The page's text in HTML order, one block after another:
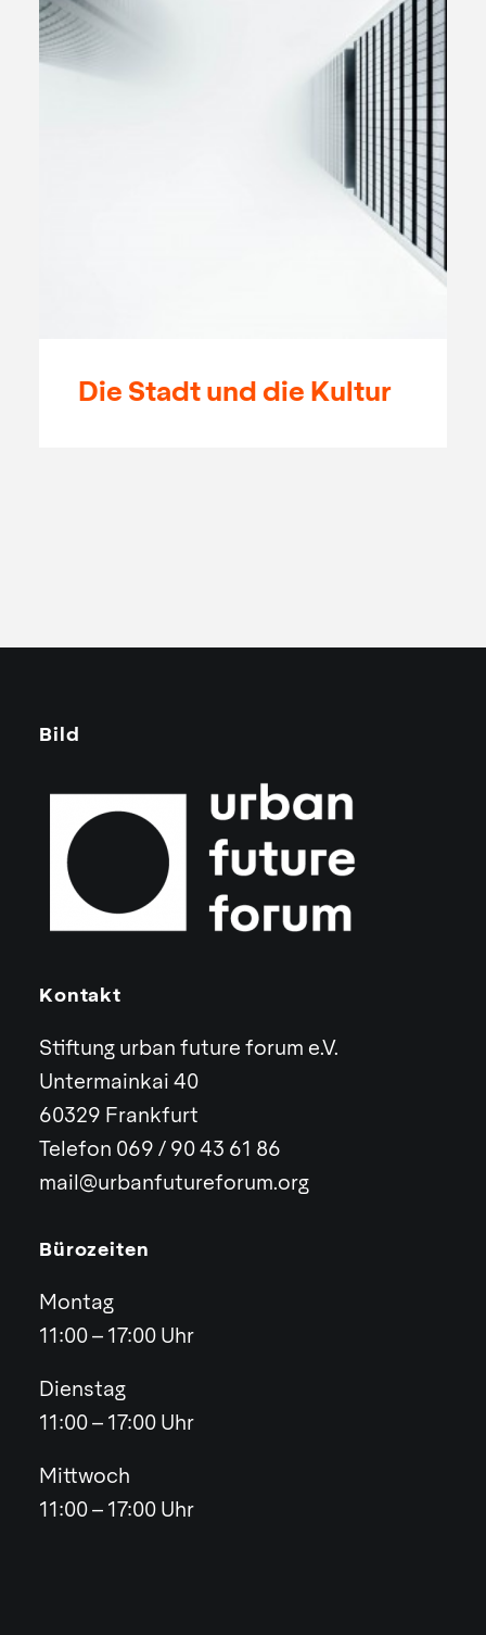
Die Stadt und die Kultur
Bild
Kontakt
Stiftung urban future forum e.V.
Untermainkai 40
60329 Frankfurt
Telefon 069 / 90 43 61 86
mail@urbanfutureforum.org
Bürozeiten
Montag
11:00 – 17:00 Uhr
Dienstag
11:00 – 17:00 Uhr
Mittwoch
11:00 – 17:00 Uhr